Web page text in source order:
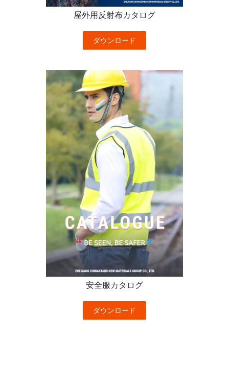
屋外用反射布カタログ
ダウンロード
安全服カタログ
ダウンロード